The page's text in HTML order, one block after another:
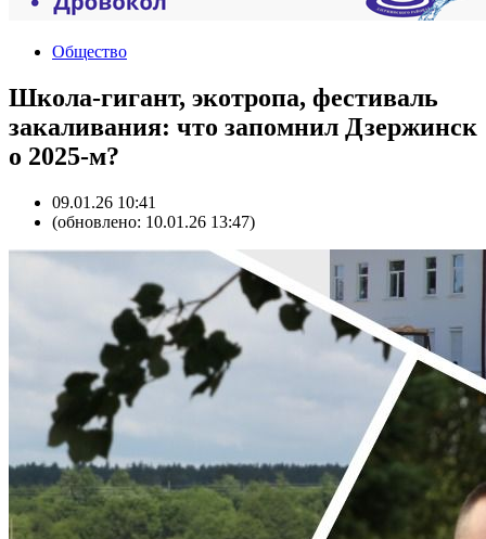
Общество
Школа-гигант, экотропа, фестиваль
закаливания: что запомнил Дзержинск
о 2025-м?
09.01.26 10:41
(обновлено: 10.01.26 13:47)